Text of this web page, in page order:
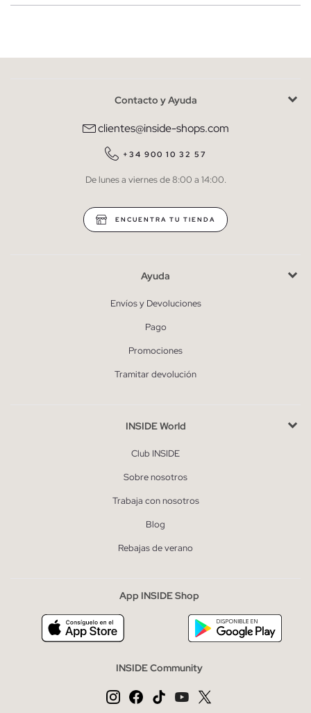
He leído y entiendo lapolítica de privacidad
QUIERO SUSCRIBIRME
* Puedes cancelar la suscripción en cualquier momento.
Contacto y Ayuda
clientes@inside-shops.com
+34 900 10 32 57
De lunes a viernes de 8:00 a 14:00.
ENCUENTRA TU TIENDA
Ayuda
Envíos y Devoluciones
Pago
Promociones
Tramitar devolución
INSIDE World
Club INSIDE
Sobre nosotros
Trabaja con nosotros
Blog
Rebajas de verano
App INSIDE Shop
INSIDE Community